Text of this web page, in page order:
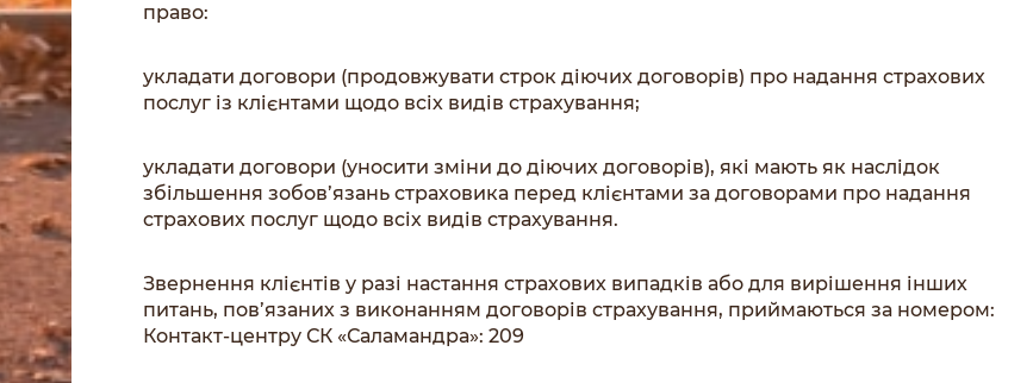
право:
укладати договори (продовжувати строк діючих договорів) про надання страхових
послуг із клієнтами щодо всіх видів страхування;
укладати договори (уносити зміни до діючих договорів), які мають як наслідок
збільшення зобов’язань страховика перед клієнтами за договорами про надання
страхових послуг щодо всіх видів страхування.
Звернення клієнтів у разі настання страхових випадків або для вирішення інших
питань, пов’язаних з виконанням договорів страхування, приймаються за номером:
Контакт-центру СК «Саламандра»: 209